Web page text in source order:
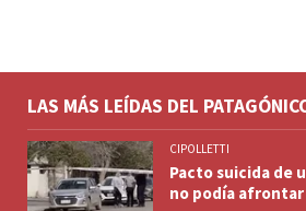
LAS MÁS LEÍDAS DEL
CIPOLLETTI
Pacto suicida de
no podía afrontar